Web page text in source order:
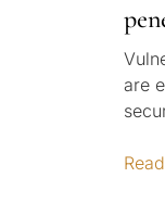
are